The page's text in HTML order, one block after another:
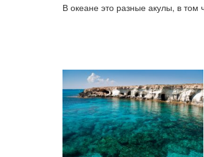
В океане это разные акулы, в